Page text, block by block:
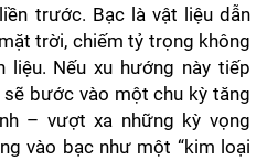
trước. Bạc là vật liệu dẫn
trời, chiếm tỷ trọng không
liệu. Nếu xu hướng này tiếp
bước vào một chu kỳ tăng
– vượt xa những kỳ vọng
vào bạc như một “kim loại